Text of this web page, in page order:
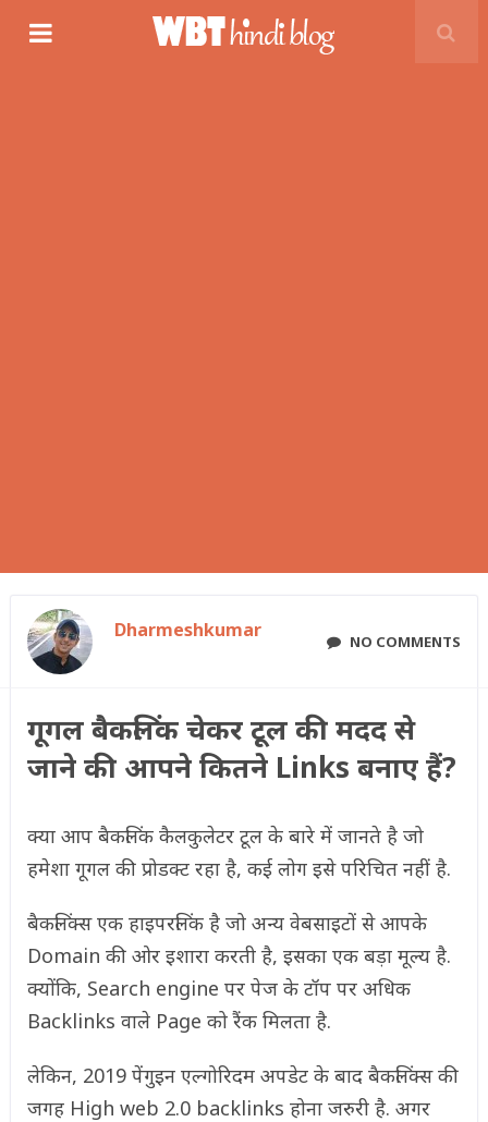
Dharmeshkumar NO COMMENTS
गूगल बैकलिंक चेकर टूल की मदद से
जाने की आपने कितने Links बनाए हैं?
क्या आप बैकलिंक कैलकुलेटर टूल के बारे में जानते है जो
हमेशा गूगल की प्रोडक्ट रहा है, कई लोग इसे परिचित नहीं है.
बैकलिंक्स एक हाइपरलिंक है जो अन्य वेबसाइटों से आपके
Domain की ओर इशारा करती है, इसका एक बड़ा मूल्य है.
क्योंकि, Search engine पर पेज के टॉप पर अधिक
Backlinks वाले Page को रैंक मिलता है.
लेकिन, 2019 पेंगुइन एल्गोरिदम अपडेट के बाद बैकलिंक्स की
जगह High web 2.0 backlinks होना जरुरी है. अगर